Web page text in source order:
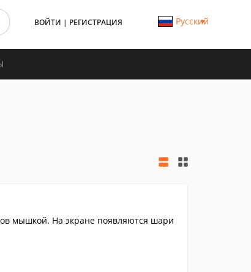
ВОЙТИ | РЕГИСТРАЦИЯ Русский
мышкой. На экране появляются шари